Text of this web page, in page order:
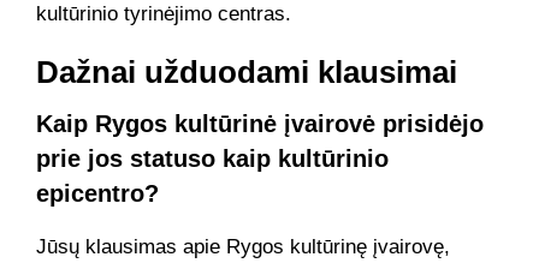
kultūrinio tyrinėjimo centras.
Dažnai užduodami klausimai
Kaip Rygos kultūrinė įvairovė prisidėjo
prie jos statuso kaip kultūrinio
epicentro?
Jūsų klausimas apie Rygos kultūrinę įvairovę,